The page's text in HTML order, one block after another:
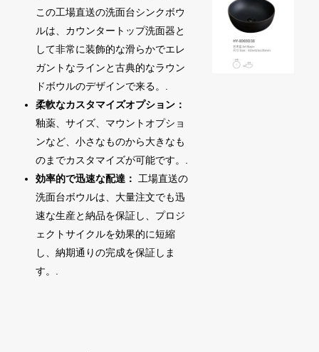
この工場直送の洗面台シンクボウ
ルは、カウンタートップ洗面器と
して非常に装飾的な滑らかでエレ
ガントなラインと古典的なラウン
ドボウルのデザインで来る。.
柔軟なカスタマイズオプション：
釉薬、サイズ、マウントオプショ
ンなど、小さなものから大きなも
のまでカスタマイズが可能です。.
効率的で迅速な配達：
工場直送の
洗面台ボウルは、大量注文でも迅
速な生産と納品を保証し、プロジ
ェクトサイクルを効果的に短縮
し、納期通りの完成を保証しま
す。.